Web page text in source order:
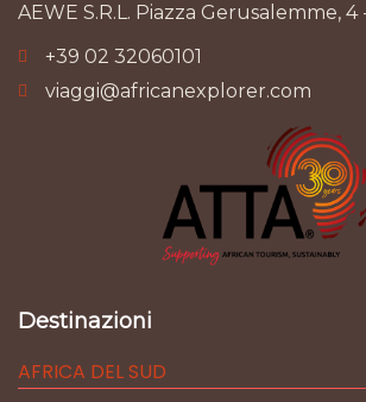
AEWE S.R.L. Piazza Gerusalemme, 4
+39 02 32060101
viaggi@africanexplorer.com
Destinazioni
AFRICA DEL SUD